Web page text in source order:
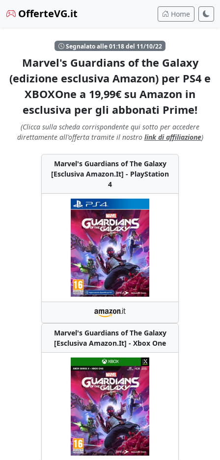
OfferteVG.it Home
Segnalato alle 01:18 del 11/10/22
Marvel's Guardians of the Galaxy
(edizione esclusiva Amazon) per PS4 e
XBOXOne a 19,99€ su Amazon in
esclusiva per gli abbonati Prime!
(Clicca sulla scheda corrispondente qui sotto per accedere
direttamente all'offerta tramite il nostro link di affiliazione)
Marvel's Guardians of The Galaxy
[Esclusiva Amazon.It] - PlayStation
4
Marvel's Guardians of The Galaxy
[Esclusiva Amazon.It] - Xbox One